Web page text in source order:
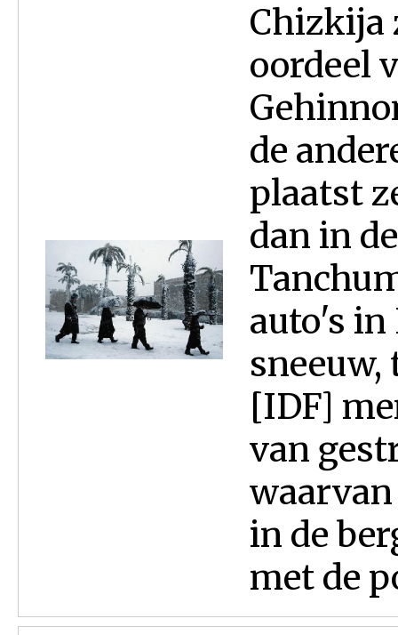
Chizkija
oordeel
de
plaatst
dan in
auto's in
[IDF]
van
in de
met de